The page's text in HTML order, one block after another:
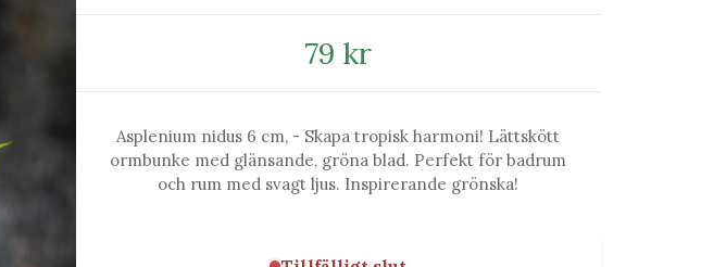
79 kr
Asplenium nidus 6 cm, - Skapa tropisk harmoni! Lättskött
ormbunke med glänsande, gröna blad. Perfekt för badrum
och rum med svagt ljus. Inspirerande grönska!